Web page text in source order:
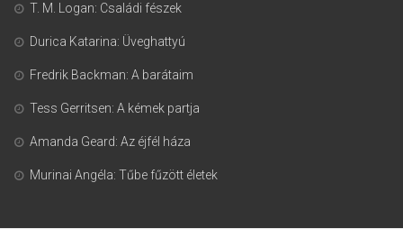
T. M. Logan: Családi fészek
Durica Katarina: Üveghattyú
Fredrik Backman: A barátaim
Tess Gerritsen: A kémek partja
Amanda Geard: Az éjfél háza
Murinai Angéla: Tűbe fűzött életek